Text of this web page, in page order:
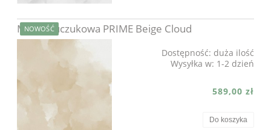
Mata kauczukowa PRIME Beige Cloud
Dostępność: duża ilość
Wysyłka w: 1-2 dzień
589,00 zł
Do koszyka
NOWOŚĆ